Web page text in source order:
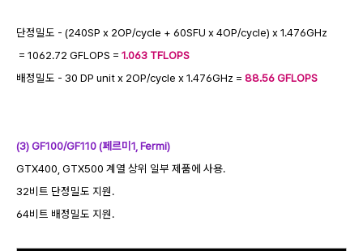
단정밀도 - (240SP x 2OP/cycle + 60SFU x 4OP/cycle) x 1.476GHz
= 1062.72 GFLOPS = 1.063 TFLOPS
배정밀도 - 30 DP unit x 2OP/cycle x 1.476GHz = 88.56 GFLOPS
(3) GF100/GF110 (페르미1, Fermi)
GTX400, GTX500 계열 상위 일부 제품에 사용.
32비트 단정밀도 지원.
64비트 배정밀도 지원.